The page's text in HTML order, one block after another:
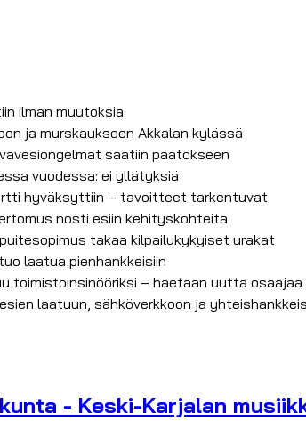
ilman muutoksia
ja murskaukseen Akkalan kylässä
saatiin päätökseen
vuodessa: ei yllätyksiä
hyväksyttiin – tavoitteet tarkentuvat
nosti esiin kehityskohteita
takaa kilpailukykyiset urakat
laatua pienhankkeisiin
toimistoinsinööriksi – haetaan uutta osaajaa
laatuun, sähköverkkoon ja
- Keski-Karjalan